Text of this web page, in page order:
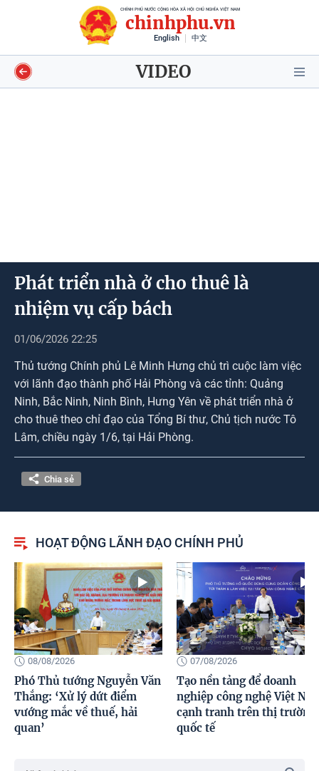
CHÍNH PHỦ NƯỚC CỘNG HÒA XÃ HỘI CHỦ NGHĨA VIỆT NAM
chinhphu.vn
English 中文
VIDEO
Infographics
Photos
Phát triển nhà ở cho thuê là
nhiệm vụ cấp bách
01/06/2026 22:25
Thủ tướng Chính phủ Lê Minh Hưng chủ trì cuộc làm việc
với lãnh đạo thành phố Hải Phòng và các tỉnh: Quảng
Ninh, Bắc Ninh, Ninh Bình, Hưng Yên về phát triển nhà ở
cho thuê theo chỉ đạo của Tổng Bí thư, Chủ tịch nước Tô
Lâm, chiều ngày 1/6, tại Hải Phòng.
Chia sẻ
HOẠT ĐỘNG LÃNH ĐẠO CHÍNH PHỦ
08/08/2026
Phó Thủ tướng Nguyễn Văn
Thắng: ‘Xử lý dứt điểm
vướng mắc về thuế, hải
quan’
07/08/2026
Tạo nền tảng để doanh
nghiệp công nghệ Việt
cạnh tranh trên thị trường
quốc tế